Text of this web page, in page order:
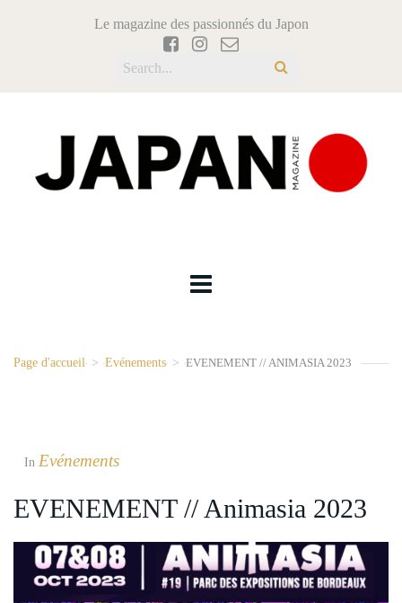
Le magazine des passionnés du Japon
Page d'accueil > Evénements > EVENEMENT // ANIMASIA 2023
In Evénements
EVENEMENT // Animasia 2023